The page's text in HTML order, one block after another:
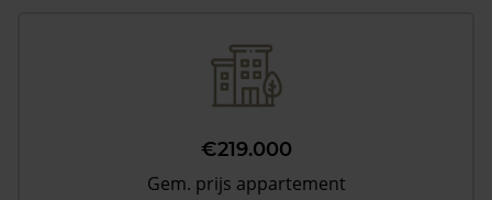
€219.000
Gem. prijs appartement